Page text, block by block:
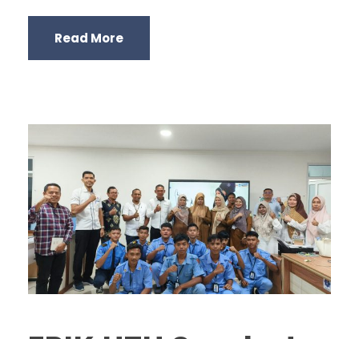
Read More